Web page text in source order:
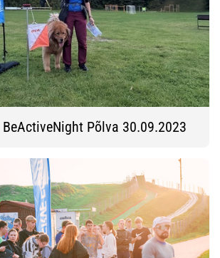
BeActiveNight Põlva 30.09.2023